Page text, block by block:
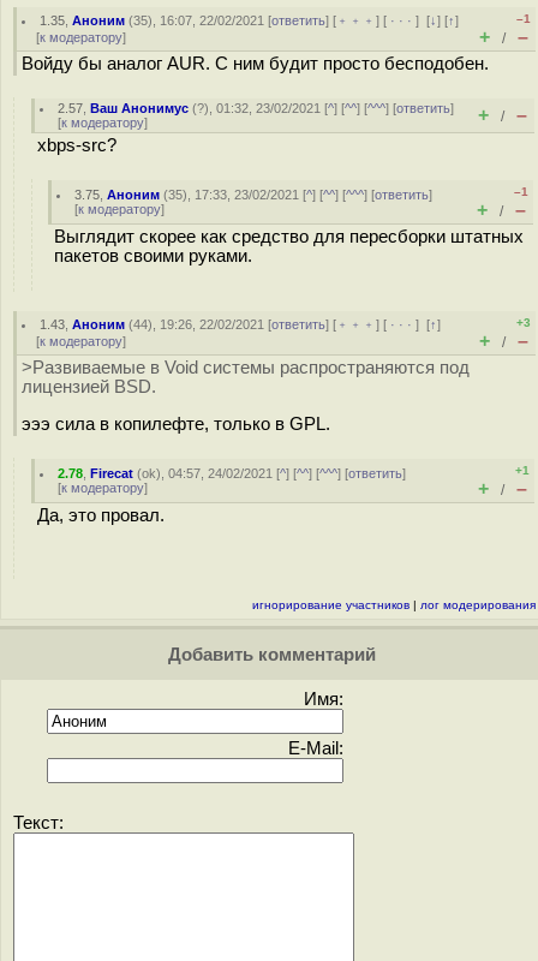
1.35 ,Аноним (35), 16:07, 22/02/2021 [ответить] [ ﹢﹢﹢] [ · · ·][↓] [↑]
[к модератору]
–1
+ / –
Войду бы аналог AUR. С ним будит просто бесподобен.
2.57 ,Ваш Анонимус (?), 01:32, 23/02/2021 [^] [^^] [^^^] [ответить]
[к модератору] + / –
xbps-src?
3.75 ,Аноним (35), 17:33, 23/02/2021 [^] [^^] [^^^] [ответить]
[к модератору]
–1
+ / –
Выглядит скорее как средство для пересборки штатных
пакетов своими руками.
1.43 ,Аноним (44), 19:26, 22/02/2021 [ответить] [ ﹢﹢﹢] [ · · ·][↑]
[к модератору]
+3
+ / –
>Развиваемые в Void системы распространяются под
лицензией BSD.
эээ сила в копилефте, только в GPL.
2.78 ,Firecat (ok), 04:57, 24/02/2021 [^] [^^] [^^^] [ответить]
[к модератору]
+1
+ / –
Да, это провал.
игнорирование участников | лог модерирования
Добавить комментарий
Имя:
E-Mail:
Текст: